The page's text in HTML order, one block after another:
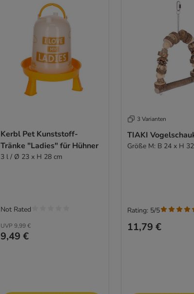
Kerbl Pet Kunststoff-
Tränke "Ladies" für Hühner
3 l / Ø 23 x H 28 cm
UVP 9,99 €
9,49 €
Not Rated
3 Varianten
TIAKI
Größe M: B 24 x H
11,79 €
Rating: 5/5